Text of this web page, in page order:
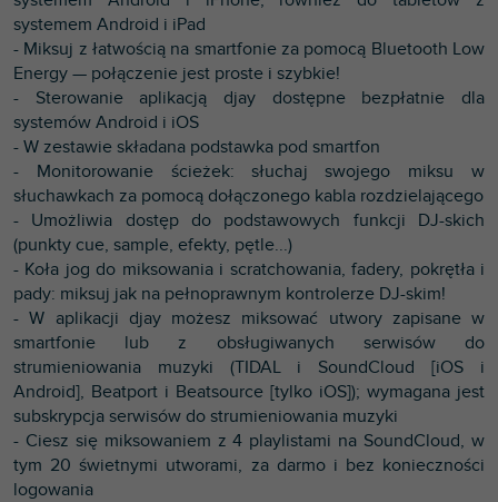
systemem Android i iPad
- Miksuj z łatwością na smartfonie za pomocą Bluetooth Low
Energy — połączenie jest proste i szybkie!
- Sterowanie aplikacją djay dostępne bezpłatnie dla
systemów Android i iOS
- W zestawie składana podstawka pod smartfon
- Monitorowanie ścieżek: słuchaj swojego miksu w
słuchawkach za pomocą dołączonego kabla rozdzielającego
- Umożliwia dostęp do podstawowych funkcji DJ-skich
(punkty cue, sample, efekty, pętle...)
- Koła jog do miksowania i scratchowania, fadery, pokrętła i
pady: miksuj jak na pełnoprawnym kontrolerze DJ-skim!
- W aplikacji djay możesz miksować utwory zapisane w
smartfonie lub z obsługiwanych serwisów do
strumieniowania muzyki (TIDAL i SoundCloud [iOS i
Android], Beatport i Beatsource [tylko iOS]); wymagana jest
subskrypcja serwisów do strumieniowania muzyki
- Ciesz się miksowaniem z 4 playlistami na SoundCloud, w
tym 20 świetnymi utworami, za darmo i bez konieczności
logowania